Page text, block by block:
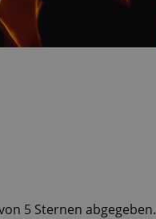
5 Sternen abgegeben.